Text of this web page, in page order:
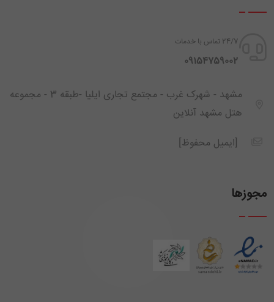
24/7 تماس با خدمات
‪ 09154759002
مشهد - شهرک غرب - مجتمع تجاری ایلیا -طبقه 3 - مجموعه
هتل مشهد آنلاین
[ایمیل محفوظ]
مجوزها